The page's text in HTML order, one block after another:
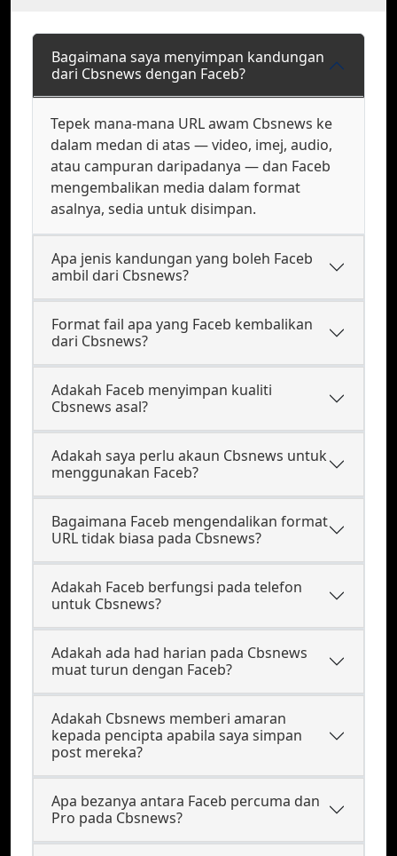
Bagaimana saya menyimpan kandungan
dari Cbsnews dengan Faceb?
Tepek mana-mana URL awam Cbsnews ke
dalam medan di atas — video, imej, audio,
atau campuran daripadanya — dan Faceb
mengembalikan media dalam format
asalnya, sedia untuk disimpan.
Apa jenis kandungan yang boleh Faceb
ambil dari Cbsnews?
Format fail apa yang Faceb kembalikan
dari Cbsnews?
Adakah Faceb menyimpan kualiti
Cbsnews asal?
Adakah saya perlu akaun Cbsnews untuk
menggunakan Faceb?
Bagaimana Faceb mengendalikan format
URL tidak biasa pada Cbsnews?
Adakah Faceb berfungsi pada telefon
untuk Cbsnews?
Adakah ada had harian pada Cbsnews
muat turun dengan Faceb?
Adakah Cbsnews memberi amaran
kepada pencipta apabila saya simpan
post mereka?
Apa bezanya antara Faceb percuma dan
Pro pada Cbsnews?